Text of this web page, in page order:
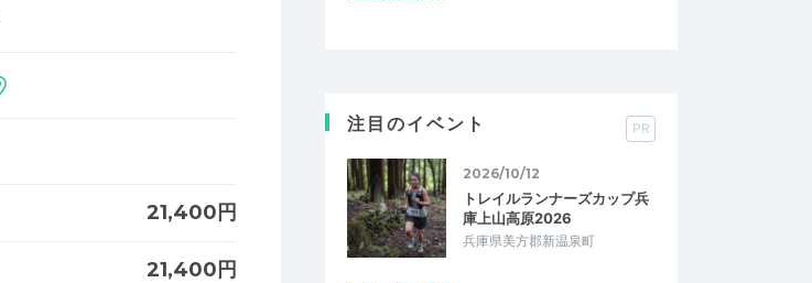
21,400円
21,400円
注目のイベント PR
2026/10/12
トレイルランナーズカップ兵
庫上山高原2026
兵庫県美方郡新温泉町